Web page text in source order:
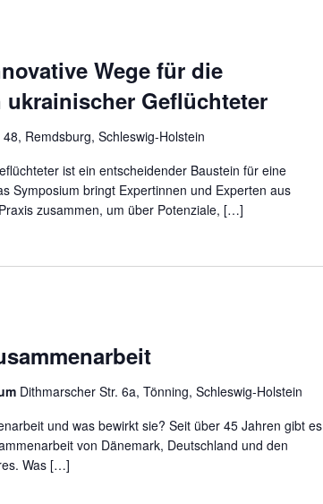
Wege für die
Geflüchteter
Remdsburg, Schleswig-Holstein
ist ein entscheidender Baustein für eine
Symposium bringt Expertinnen und Experten aus
zusammen, um über Potenziale, […]
Dithmarscher Str. 6a, Tönning, Schleswig-Holstein
und was bewirkt sie? Seit über 45 Jahren gibt es
von Dänemark, Deutschland und den
Was […]